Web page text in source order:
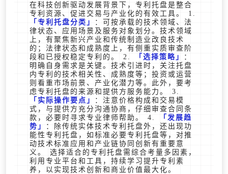
在科技创新驱动发展背景下，专利托盘是整合
专利资源、促进交易与产业化的有效工具。 1.
专利托盘分类
：可按承载的技术领域、法
律状态、应用场景及服务对象划分。技术领域
上，有聚焦新兴产业和传统制造业改良技术
的；法律状态和成熟度上，有侧重实质审查阶
段和已授权稳定专利的。 2.
选择策略
：
明确自身需求是关键。技术引进时，关注托盘
内专利的技术相关性、成熟度等；投资或运营
则看重市场前景、产业化潜力等。此外，要考
虑专利托盘的来源和提供方服务能力。 3.
实际操作要点
：注意价格构成和交易模
式，与提供方充分沟通协商，仔细审查合同条
款，必要时寻求专业律师帮助。 4.
发展趋
势
：除传统实体技术专利托盘外，还出现功
能性专利托盘，如标准必要专利托盘等，对推
动技术标准应用和产业链协同创新有重要意
义。 选择适合的专利托盘需综合考量多因素，
利用专业平台和工具，持续学习提升专利素
养，以实现技术创新和商业价值最大化。